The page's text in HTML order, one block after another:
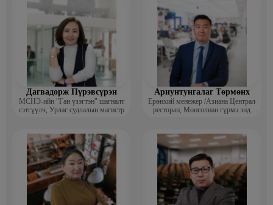
Дагвадорж Пүрэвсүрэн
МСНЭ-ийн "Ган үзэгтэн" шагналт
сэтгүүлч, Урлаг судлалын магистр
Ариунтунгалаг Төрмөнх
Ерөнхий менежер /Азиана Централ
ресторан, Монголиан гүрмэ энд